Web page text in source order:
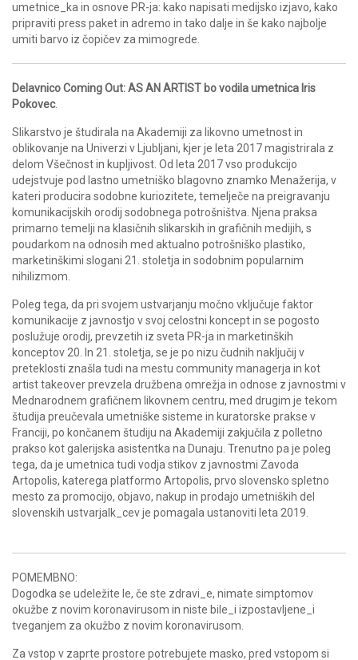
umetnice_ka in osnove PR-ja: kako napisati medijsko izjavo, kako
pripraviti press paket in adremo in tako dalje in še kako najbolje
umiti barvo iz čopičev za mimogrede.
Delavnico Coming Out: AS AN ARTIST bo vodila umetnica Iris
Pokovec.
Slikarstvo je študirala na Akademiji za likovno umetnost in
oblikovanje na Univerzi v Ljubljani, kjer je leta 2017 magistrirala z
delom Všečnost in kupljivost. Od leta 2017 vso produkcijo
udejstvuje pod lastno umetniško blagovno znamko Menažerija, v
kateri producira sodobne kuriozitete, temelječe na preigravanju
komunikacijskih orodij sodobnega potrošništva. Njena praksa
primarno temelji na klasičnih slikarskih in grafičnih medijih, s
poudarkom na odnosih med aktualno potrošniško plastiko,
marketinškimi slogani 21. stoletja in sodobnim popularnim
nihilizmom.
Poleg tega, da pri svojem ustvarjanju močno vključuje faktor
komunikacije z javnostjo v svoj celostni koncept in se pogosto
poslužuje orodij, prevzetih iz sveta PR-ja in marketinških
konceptov 20. In 21. stoletja, se je po nizu čudnih naključij v
preteklosti znašla tudi na mestu community managerja in kot
artist takeover prevzela družbena omrežja in odnose z javnostmi v
Mednarodnem grafičnem likovnem centru, med drugim je tekom
študija preučevala umetniške sisteme in kuratorske prakse v
Franciji, po končanem študiju na Akademiji zakjučila z polletno
prakso kot galerijska asistentka na Dunaju. Trenutno pa je poleg
tega, da je umetnica tudi vodja stikov z javnostmi Zavoda
Artopolis, katerega platformo Artopolis, prvo slovensko spletno
mesto za promocijo, objavo, nakup in prodajo umetniških del
slovenskih ustvarjalk_cev je pomagala ustanoviti leta 2019.
POMEMBNO:
Dogodka se udeležite le, če ste zdravi_e, nimate simptomov
okužbe z novim koronavirusom in niste bile_i izpostavljene_i
tveganjem za okužbo z novim koronavirusom.
Za vstop v zaprte prostore potrebujete masko, pred vstopom si